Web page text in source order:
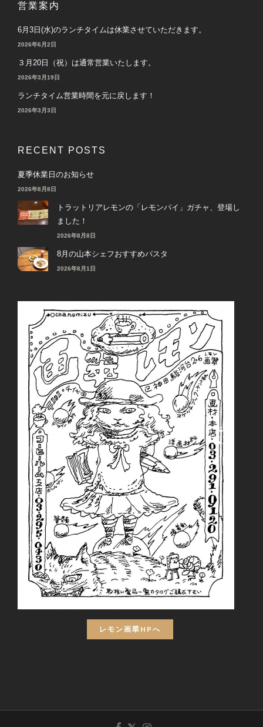
営業案内
6月3日(水)のランチタイムは休業させていただきます。
2026年6月2日
３月20日（祝）は通常営業いたします。
2026年3月19日
ランチタイム営業時間を元に戻します！
2026年3月3日
RECENT POSTS
夏季休業日のお知らせ
2026年8月8日
トラットリアレモンの「レモンパイ」ガチャ、登場し
ました！
2026年8月8日
8月の山本シェフおすすめパスタ
2026年8月1日
レモン画翠HPへ